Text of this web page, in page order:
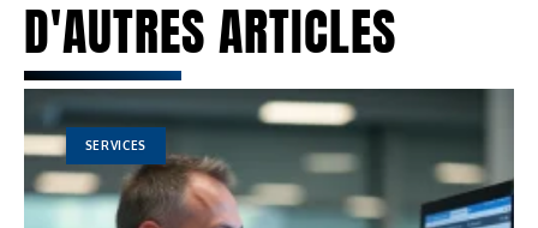
D'AUTRES ARTICLES
SERVICES